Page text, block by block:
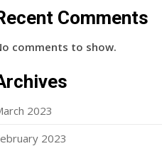
Comments
comments to show.
2023
2023